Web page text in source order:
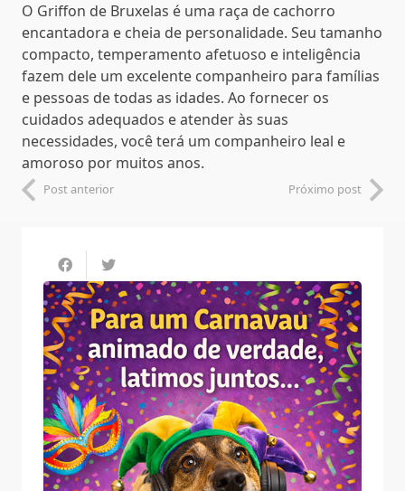
O Griffon de Bruxelas é uma raça de cachorro
encantadora e cheia de personalidade. Seu tamanho
compacto, temperamento afetuoso e inteligência
fazem dele um excelente companheiro para famílias
e pessoas de todas as idades. Ao fornecer os
cuidados adequados e atender às suas
necessidades, você terá um companheiro leal e
amoroso por muitos anos.
Post anterior Próximo post